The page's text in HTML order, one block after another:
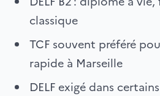
classique
TCF souvent préféré
rapide à Marseille
DELF exigé dans